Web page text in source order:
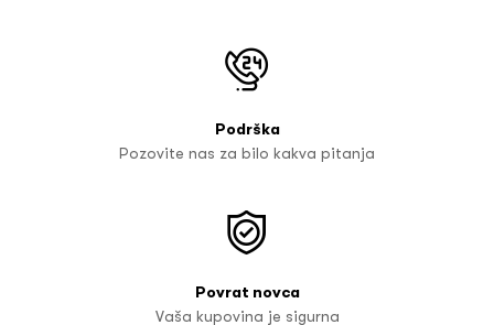
Podrška
Pozovite nas za bilo kakva pitanja
Povrat novca
Vaša kupovina je sigurna